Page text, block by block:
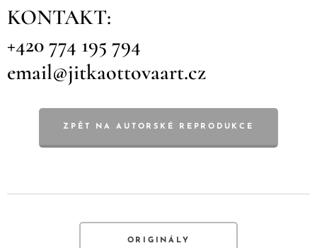
KONTAKT:
+420 774 195 794
email@jitkaottovaart.cz
ZPĚT NA AUTORSKÉ REPRODUKCE
ORIGINÁLY